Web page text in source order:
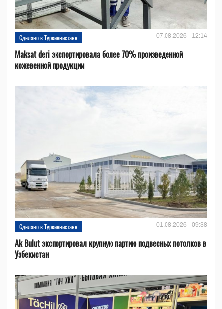
Сделано в Туркменистане 07.08.2026 - 12:14
Maksat deri экспортировала более 70% произведенной
кожевенной продукции
Сделано в Туркменистане 01.08.2026 - 09:38
Ak Bulut экспортировал крупную партию подвесных потолков в
Узбекистан